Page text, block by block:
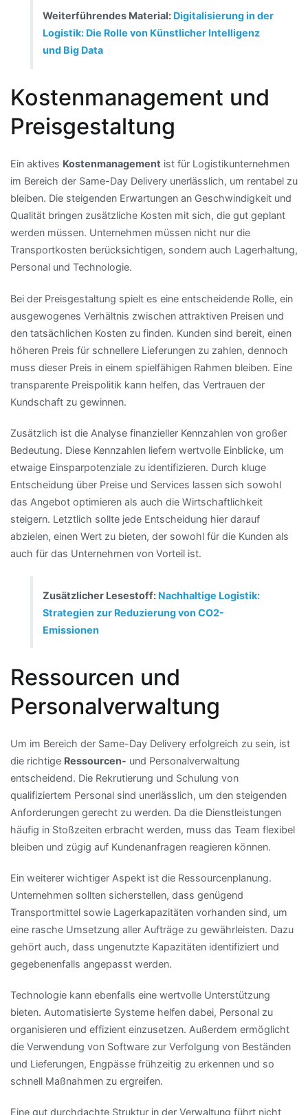
Weiterführendes Material: Digitalisierung in der
Logistik: Die Rolle von Künstlicher Intelligenz
und Big Data
Kostenmanagement und
Preisgestaltung
Ein aktives Kostenmanagement ist für Logistikunternehmen
im Bereich der Same-Day Delivery unerlässlich, um rentabel zu
bleiben. Die steigenden Erwartungen an Geschwindigkeit und
Qualität bringen zusätzliche Kosten mit sich, die gut geplant
werden müssen. Unternehmen müssen nicht nur die
Transportkosten berücksichtigen, sondern auch Lagerhaltung,
Personal und Technologie.
Bei der Preisgestaltung spielt es eine entscheidende Rolle, ein
ausgewogenes Verhältnis zwischen attraktiven Preisen und
den tatsächlichen Kosten zu finden. Kunden sind bereit, einen
höheren Preis für schnellere Lieferungen zu zahlen, dennoch
muss dieser Preis in einem spielfähigen Rahmen bleiben. Eine
transparente Preispolitik kann helfen, das Vertrauen der
Kundschaft zu gewinnen.
Zusätzlich ist die Analyse finanzieller Kennzahlen von großer
Bedeutung. Diese Kennzahlen liefern wertvolle Einblicke, um
etwaige Einsparpotenziale zu identifizieren. Durch kluge
Entscheidung über Preise und Services lassen sich sowohl
das Angebot optimieren als auch die Wirtschaftlichkeit
steigern. Letztlich sollte jede Entscheidung hier darauf
abzielen, einen Wert zu bieten, der sowohl für die Kunden als
auch für das Unternehmen von Vorteil ist.
Zusätzlicher Lesestoff: Nachhaltige Logistik:
Strategien zur Reduzierung von CO2-
Emissionen
Ressourcen und
Personalverwaltung
Um im Bereich der Same-Day Delivery erfolgreich zu sein, ist
die richtige Ressourcen- und Personalverwaltung
entscheidend. Die Rekrutierung und Schulung von
qualifiziertem Personal sind unerlässlich, um den steigenden
Anforderungen gerecht zu werden. Da die Dienstleistungen
häufig in Stoßzeiten erbracht werden, muss das Team flexibel
bleiben und zügig auf Kundenanfragen reagieren können.
Ein weiterer wichtiger Aspekt ist die Ressourcenplanung.
Unternehmen sollten sicherstellen, dass genügend
Transportmittel sowie Lagerkapazitäten vorhanden sind, um
eine rasche Umsetzung aller Aufträge zu gewährleisten. Dazu
gehört auch, dass ungenutzte Kapazitäten identifiziert und
gegebenenfalls angepasst werden.
Technologie kann ebenfalls eine wertvolle Unterstützung
bieten. Automatisierte Systeme helfen dabei, Personal zu
organisieren und effizient einzusetzen. Außerdem ermöglicht
die Verwendung von Software zur Verfolgung von Beständen
und Lieferungen, Engpässe frühzeitig zu erkennen und so
schnell Maßnahmen zu ergreifen.
Eine gut durchdachte Struktur in der Verwaltung führt nicht